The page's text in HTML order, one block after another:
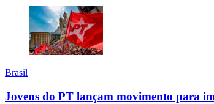
Brasil
Jovens do PT lançam movimento para